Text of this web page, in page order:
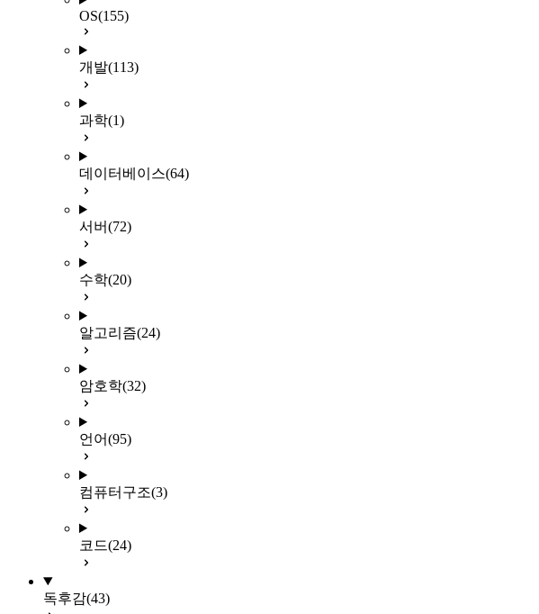
OS(155)
개발(113)
과학(1)
데이터베이스(64)
서버(72)
수학(20)
알고리즘(24)
암호학(32)
언어(95)
컴퓨터구조(3)
코드(24)
독후감(43)